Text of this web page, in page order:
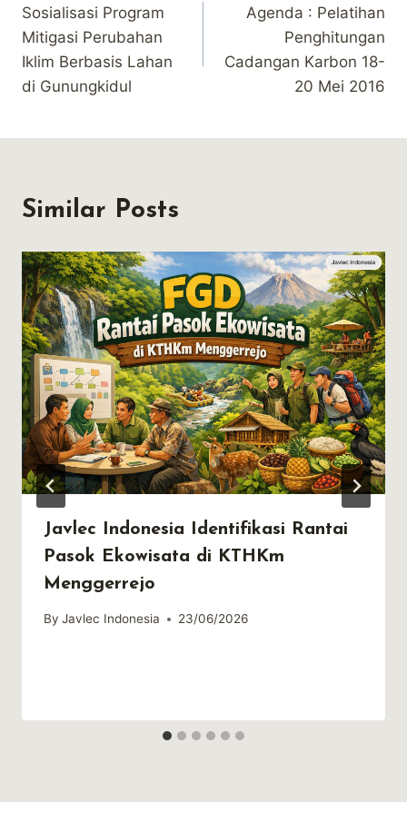
navigation
Sosialisasi Program
Mitigasi Perubahan
Iklim Berbasis Lahan
di Gunungkidul
Agenda : Pelatihan
Penghitungan
Cadangan Karbon 18-
20 Mei 2016
Similar Posts
Javlec Indonesia Identifikasi Rantai
Pasok Ekowisata di KTHKm
Menggerrejo
By Javlec Indonesia 23/06/2026